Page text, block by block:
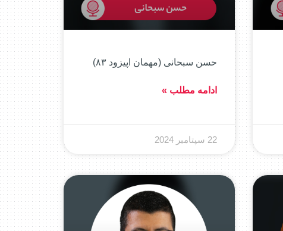
حسن سبحانی (مهمان اپیزود ۸۳)
ادامه مطلب »
22 سپتامبر 2024